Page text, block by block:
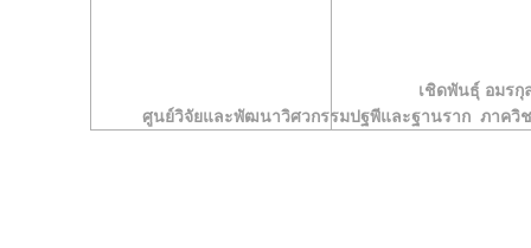
เชิดพันธุ์ อมร
ศูนย์วิจัยและพัฒนาวิศวกรรมปฐพีและฐานราก ภาค